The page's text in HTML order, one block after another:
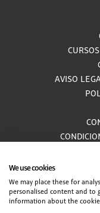
AVISO
ALCANCE
We use cookies
We may place these for
personalised content and to
information about the